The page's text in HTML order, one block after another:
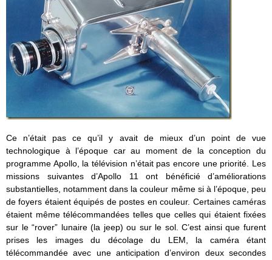
Ce n’était pas ce qu’il y avait de mieux d’un point de vue
technologique à l’époque car au moment de la conception du
programme Apollo, la télévision n’était pas encore une priorité. Les
missions suivantes d’Apollo 11 ont bénéficié d’améliorations
substantielles, notamment dans la couleur même si à l’époque, peu
de foyers étaient équipés de postes en couleur. Certaines caméras
étaient même télécommandées telles que celles qui étaient fixées
sur le “rover” lunaire (la jeep) ou sur le sol. C’est ainsi que furent
prises les images du décolage du LEM, la caméra étant
télécommandée avec une anticipation d’environ deux secondes